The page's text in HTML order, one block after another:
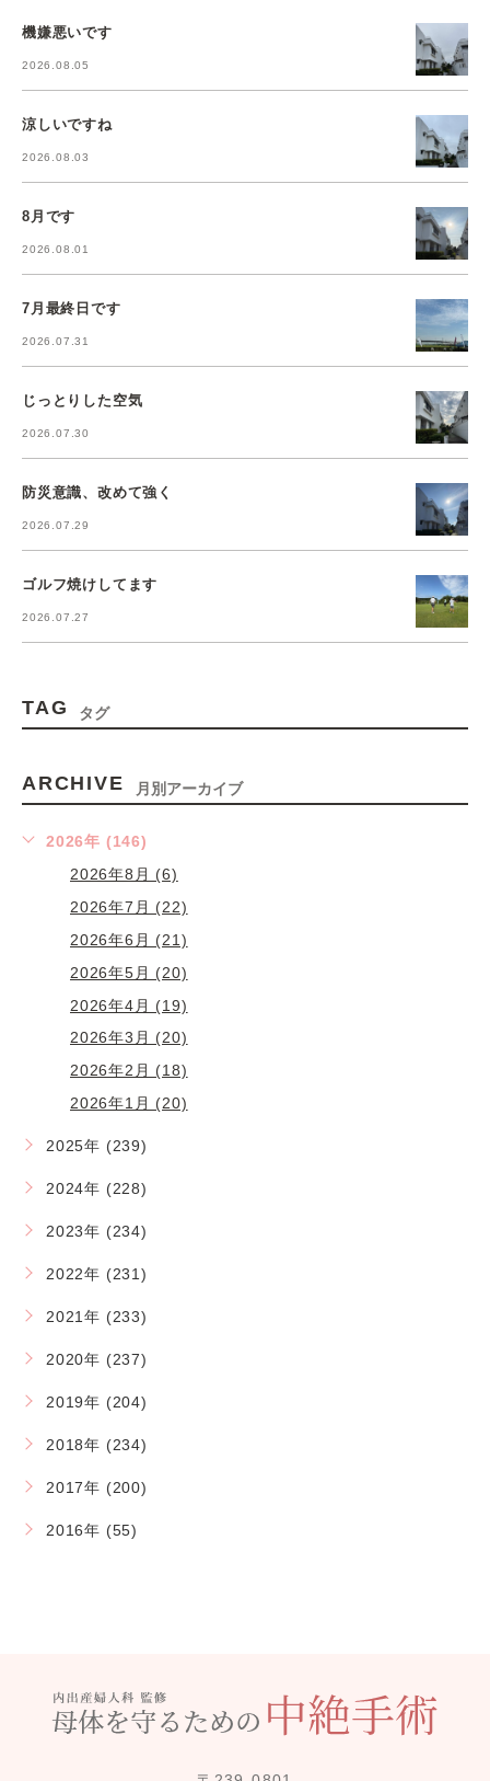
機嫌悪いです
2026.08.05
涼しいですね
2026.08.03
8月です
2026.08.01
7月最終日です
2026.07.31
じっとりした空気
2026.07.30
防災意識、改めて強く
2026.07.29
ゴルフ焼けしてます
2026.07.27
TAG タグ
ARCHIVE 月別アーカイブ
2026年 (146)
2026年8月 (6)
2026年7月 (22)
2026年6月 (21)
2026年5月 (20)
2026年4月 (19)
2026年3月 (20)
2026年2月 (18)
2026年1月 (20)
2025年 (239)
2024年 (228)
2023年 (234)
2022年 (231)
2021年 (233)
2020年 (237)
2019年 (204)
2018年 (234)
2017年 (200)
2016年 (55)